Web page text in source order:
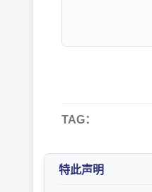
TAG：
特此声明